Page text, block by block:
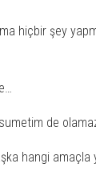
hiçbir şey
de
hangi amaçla